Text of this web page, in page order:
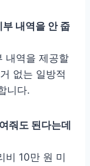
내역을 안 줍
내역을 제공할
없는 일방적
니다.
줘도 된다는데
비 10만 원 미